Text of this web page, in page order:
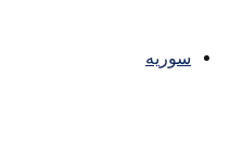
سوریه